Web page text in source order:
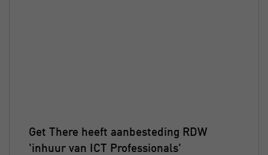
Get There heeft aanbesteding RDW
'inhuur van ICT Professionals'